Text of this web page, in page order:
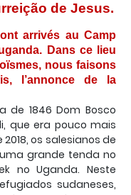
de Jesus.
arrivés au Camp
Dans ce lieu
nous faisons
l’annonce de la
de 1846 Dom Bosco
que era pouco mais
os salesianos de
grande tenda no
no Uganda. Neste
sudaneses,